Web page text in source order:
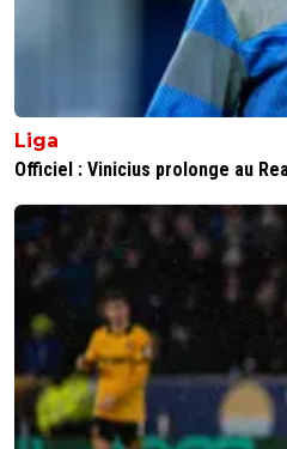
Liga
Officiel : Vinicius prolonge au